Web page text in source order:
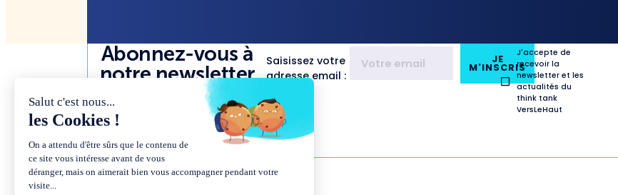
Abonnez-vous à
notre newsletter
Saisissez votre
adresse email :
JE
M'INSCRIS
J'accepte de
recevoir la
newsletter et les
actualités du
think tank
VersLeHaut